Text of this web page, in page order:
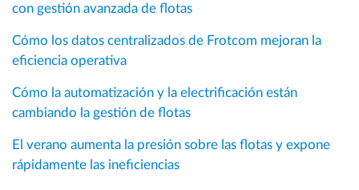
con gestión avanzada de flotas
Cómo los datos centralizados de Frotcom mejoran la
eficiencia operativa
Cómo la automatización y la electrificación están
cambiando la gestión de flotas
El verano aumenta la presión sobre las flotas y expone
rápidamente las ineficiencias